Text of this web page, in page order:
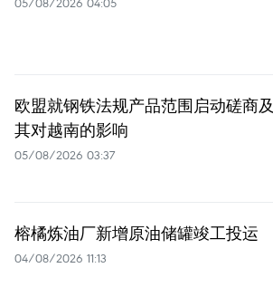
欧盟就钢铁法规产品范围启动磋商及
其对越南的影响
05/08/2026 03:37
榕橘炼油厂新增原油储罐竣工投运
04/08/2026 11:13